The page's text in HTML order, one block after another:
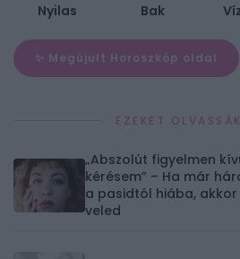
Nyilas Bak
✨ Megújult Horoszkóp oldal
EZEKET
„Abszolút figyelmen
kérésem” – Ha már
a pasidtól hiába,
veled